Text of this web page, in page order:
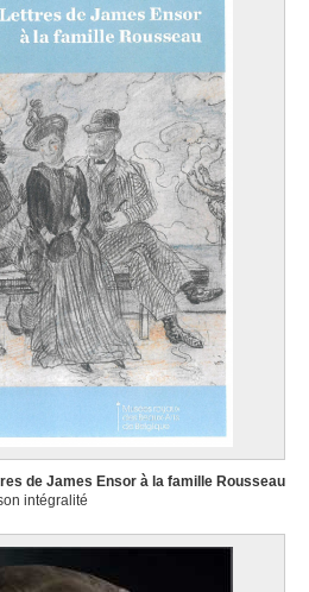
de James Ensor à la famille Rousseau
intégralité